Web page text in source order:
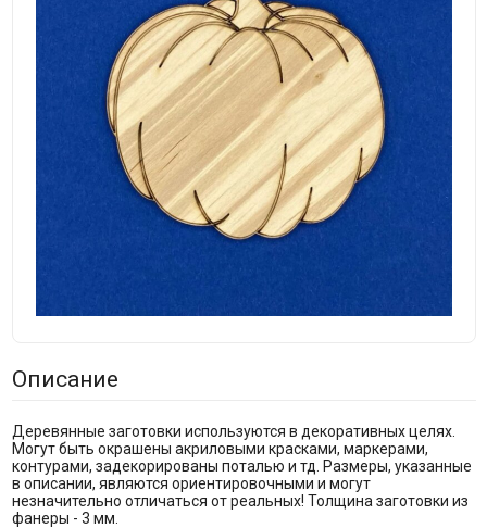
Описание
Деревянные заготовки используются в декоративных целях.
Могут быть окрашены акриловыми красками, маркерами,
контурами, задекорированы поталью и тд. Размеры, указанные
в описании, являются ориентировочными и могут
незначительно отличаться от реальных! Толщина заготовки из
фанеры - 3 мм.